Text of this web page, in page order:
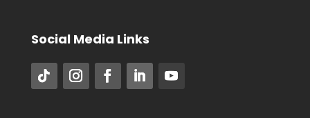
Social Media Links